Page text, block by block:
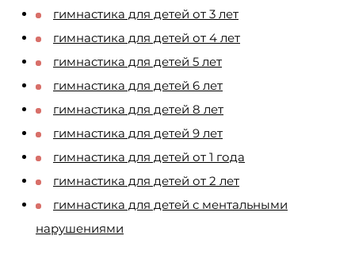
гимнастика для детей от 3 лет
гимнастика для детей от 4 лет
гимнастика для детей 5 лет
гимнастика для детей 6 лет
гимнастика для детей 8 лет
гимнастика для детей 9 лет
гимнастика для детей от 1 года
гимнастика для детей от 2 лет
гимнастика для детей с ментальными
нарушениями